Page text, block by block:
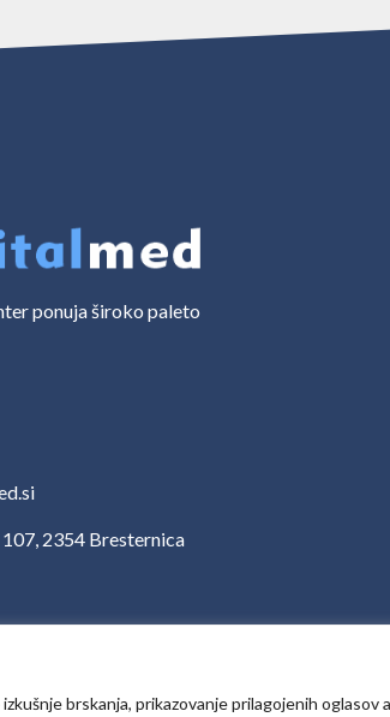
brskanja, prikazovanje prilagojenih
ponuja široko paleto
2354 Bresternica